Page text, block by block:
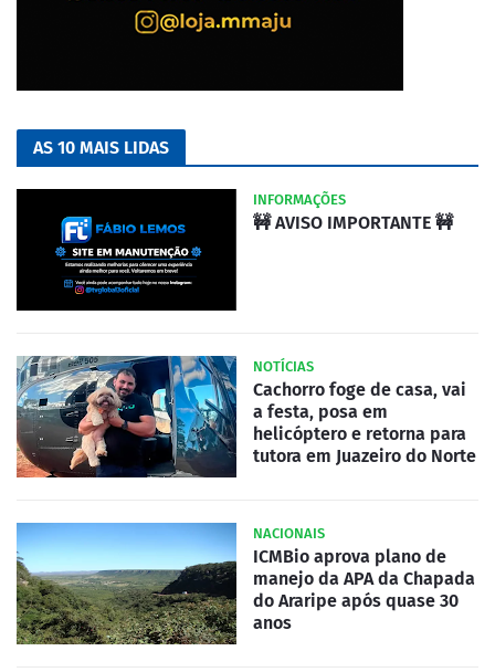
AS 10 MAIS LIDAS
INFORMAÇÕES
🚧 AVISO IMPORTANTE 🚧
NOTÍCIAS
Cachorro foge de casa, vai
a festa, posa em
helicóptero e retorna para
tutora em Juazeiro do Norte
NACIONAIS
ICMBio aprova plano de
manejo da APA da Chapada
do Araripe após quase 30
anos